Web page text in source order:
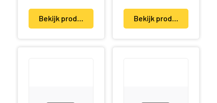
Bekijk product(en) Bekijk product(en)